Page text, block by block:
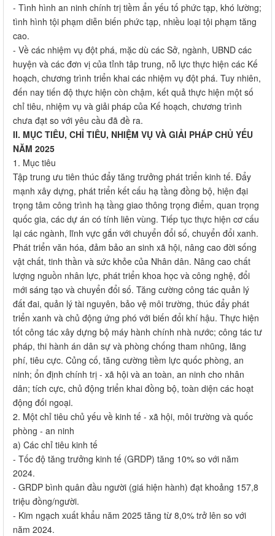
- Tình hình an ninh chính trị tiềm ẩn yếu tố phức tạp, khó lường;
tình hình tội phạm diễn biến phức tạp, nhiều loại tội phạm tăng
cao.
- Về các nhiệm vụ đột phá, mặc dù các Sở, ngành, UBND các
huyện và các đơn vị của tỉnh tâp trung, nỗ lực thực hiện các Kế
hoạch, chương trình triển khai các nhiệm vụ đột phá. Tuy nhiên,
đến nay tiến độ thực hiện còn chậm, kết quả thực hiện một số
chỉ tiêu, nhiệm vụ và giải pháp của Kế hoạch, chương trình
chưa đạt so với yêu cầu đã đề ra.
II. MỤC TIÊU, CHỈ TIÊU, NHIỆM VỤ VÀ GIẢI PHÁP CHỦ YẾU
NĂM 2025
1. Mục tiêu
Tập trung ưu tiên thúc đẩy tăng trưởng phát triển kinh tế. Đẩy
mạnh xây dựng, phát triển kết cấu hạ tầng đồng bộ, hiện đại
trọng tâm công trình hạ tầng giao thông trọng điểm, quan trọng
quốc gia, các dự án có tính liên vùng. Tiếp tục thực hiện cơ cấu
lại các ngành, lĩnh vực gắn với chuyển đổi số, chuyển đổi xanh.
Phát triển văn hóa, đảm bảo an sinh xã hội, nâng cao đời sống
vật chất, tinh thần và sức khỏe của Nhân dân. Nâng cao chất
lượng nguồn nhân lực, phát triển khoa học và công nghệ, đổi
mới sáng tạo và chuyển đổi số. Tăng cường công tác quản lý
đất đai, quản lý tài nguyên, bảo vệ môi trường, thúc đẩy phát
triển xanh và chủ động ứng phó với biến đổi khí hậu. Thực hiện
tốt công tác xây dựng bộ máy hành chính nhà nước; công tác tư
pháp, thi hành án dân sự và phòng chống tham nhũng, lãng
phí, tiêu cực. Củng cố, tăng cường tiềm lực quốc phòng, an
ninh; ổn định chính trị - xã hội và an toàn, an ninh cho nhân
dân; tích cực, chủ động triển khai đồng bộ, toàn diện các hoạt
động đối ngoại.
2. Một chỉ tiêu chủ yếu về kinh tế - xã hội, môi trường và quốc
phòng - an ninh
a) Các chỉ tiêu kinh tế
- Tốc độ tăng trưởng kinh tế (GRDP) tăng 10% so với năm
2024.
- GRDP bình quân đầu người (giá hiện hành) đạt khoảng 157,8
triệu đồng/người.
- Kim ngạch xuất khẩu năm 2025 tăng từ 8,0% trở lên so với
năm 2024.